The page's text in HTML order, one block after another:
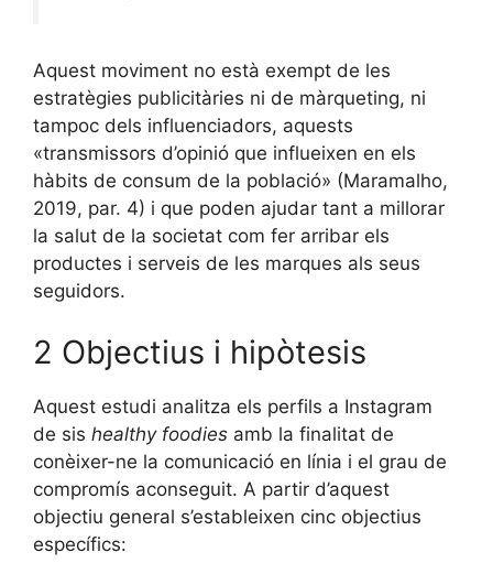
Aquest moviment no està exempt de les
estratègies publicitàries ni de màrqueting, ni
tampoc dels influenciadors, aquests
«transmissors d’opinió que influeixen en els
hàbits de consum de la població» (Maramalho,
2019, par. 4) i que poden ajudar tant a millorar
la salut de la societat com fer arribar els
productes i serveis de les marques als seus
seguidors.
2 Objectius i hipòtesis
Aquest estudi analitza els perfils a Instagram
de sis healthy foodies amb la finalitat de
conèixer-ne la comunicació en línia i el grau de
compromís aconseguit. A partir d’aquest
objectiu general s’estableixen cinc objectius
específics: